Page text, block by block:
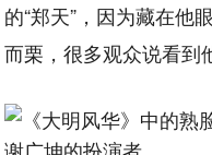
的“郑天”，因为藏在他
而栗，很多观众说看到